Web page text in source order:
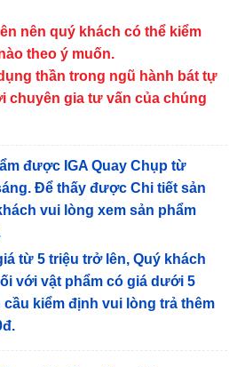
nên quý khách có thể kiểm
theo ý muốn.
thần trong ngũ hành bát tự
chuyên gia tư vấn của chúng
được IGA Quay Chụp từ
Để thấy được Chi tiết sản
vui lòng xem sản phẩm
từ 5 triệu trở lên, Quý khách
với vật phẩm có giá dưới 5
kiểm định vui lòng trả thêm